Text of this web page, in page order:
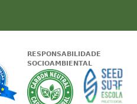
Google - Status do site no
Garantia de
RESPONSABILIDADE
SOCIOAMBIENTAL
A